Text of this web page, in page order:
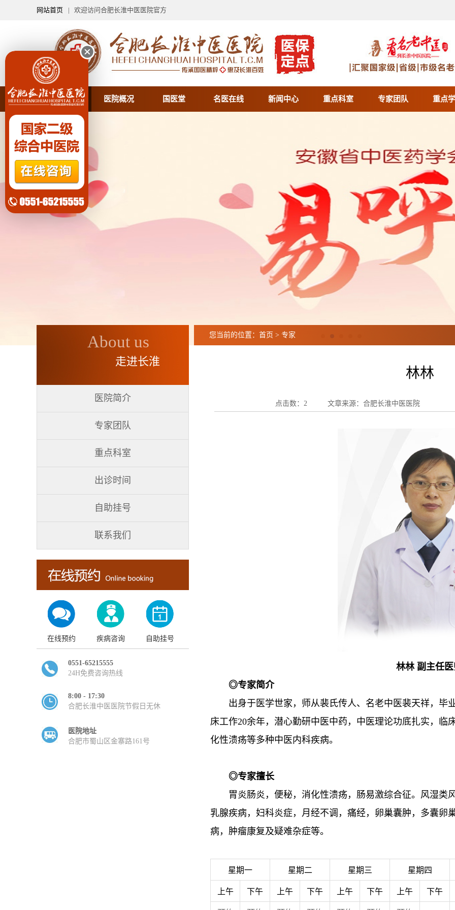
网站首页 | 欢迎访问合肥长淮中医医院官方
医院首页 医院概况 国医堂 名医在线 新闻中心 重点科室 专家团队 重点
About us
走进长淮
医院简介
专家团队
重点科室
出诊时间
自助挂号
联系我们
在线预约 疾病咨询 自助挂号
0551-65215555
24H免费咨询热线
8:00 - 17:30
合肥长淮中医医院节假日无休
医院地址
合肥市蜀山区金寨路161号
您当前的位置： 首页 > 专家
林林
点击数：2 文章来源：合肥长淮中医医院
林林 副主任
◎专家简介
出身于医学世家，师从裴氏传人、名老中医裴天祥，毕
床工作20余年，潜心勤研中医中药，中医理论功底扎实，临
化性溃疡等多种中医内科疾病。
◎专家擅长
胃炎肠炎，便秘，消化性溃疡，肠易激综合征。风湿类
乳腺疾病，妇科炎症，月经不调，痛经，卵巢囊肿，多囊卵
病，肿瘤康复及疑难杂症等。
星期一 星期二 星期三 星期四
上午 下午 上午 下午 上午 下午 上午 下午